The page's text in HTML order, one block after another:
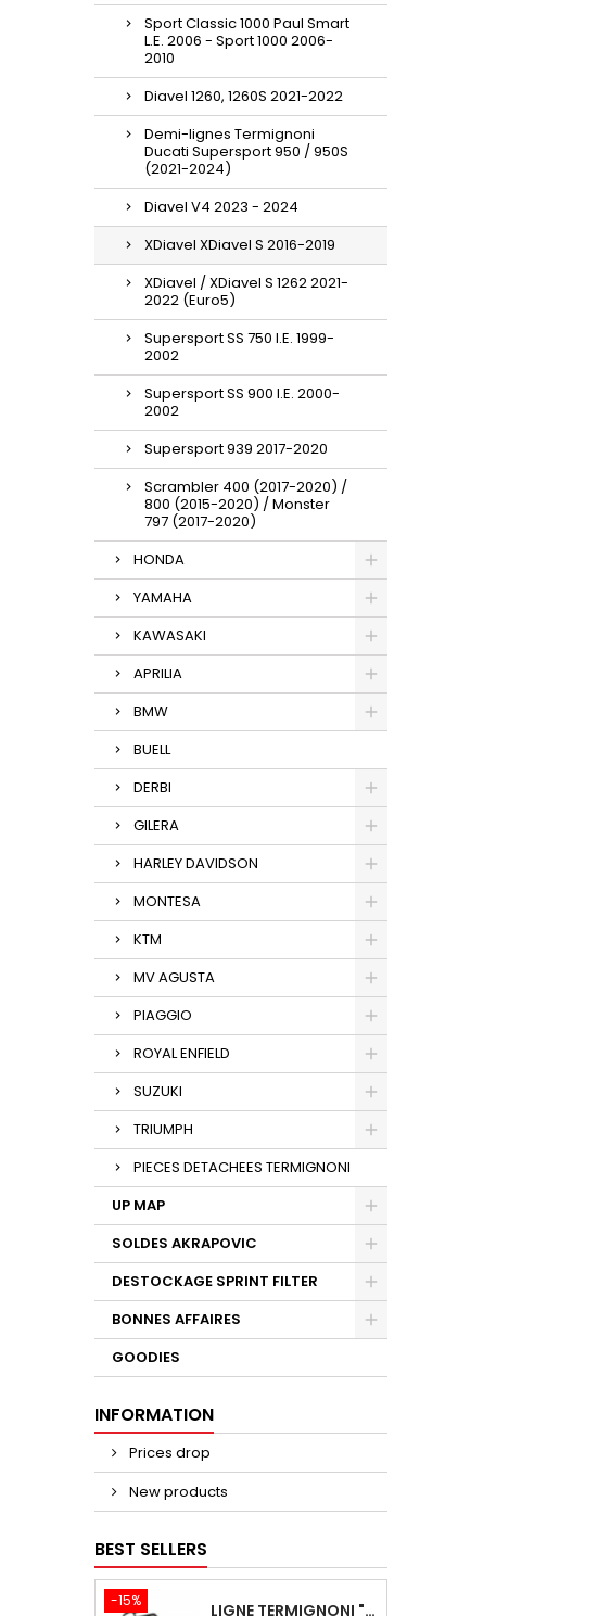
Sport Classic 1000 Paul Smart
L.E. 2006 - Sport 1000 2006-
2010
Diavel 1260, 1260S 2021-2022
Demi-lignes Termignoni
Ducati Supersport 950 / 950S
(2021-2024)
Diavel V4 2023 - 2024
XDiavel XDiavel S 2016-2019
XDiavel / XDiavel S 1262 2021-
2022 (Euro5)
Supersport SS 750 I.E. 1999-
2002
Supersport SS 900 I.E. 2000-
2002
Supersport 939 2017-2020
Scrambler 400 (2017-2020) /
800 (2015-2020) / Monster
797 (2017-2020)
HONDA
YAMAHA
KAWASAKI
APRILIA
BMW
BUELL
DERBI
GILERA
HARLEY DAVIDSON
MONTESA
KTM
MV AGUSTA
PIAGGIO
ROYAL ENFIELD
SUZUKI
TRIUMPH
PIECES DETACHEES TERMIGNONI
UP MAP
SOLDES AKRAPOVIC
DESTOCKAGE SPRINT FILTER
BONNES AFFAIRES
GOODIES
INFORMATION
Prices drop
New products
BEST SELLERS
-15% LIGNE TERMIGNONI "BLACK EDITION" CARBONE POUR YAMAHA TMAX 560 2020-2024